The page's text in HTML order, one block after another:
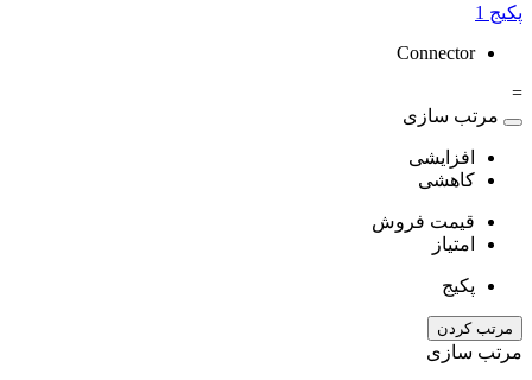
پکیج 1
Connector
=
مرتب سازی
افزایشی
کاهشی
قیمت فروش
امتیاز
پکیج
مرتب کردن
مرتب سازی